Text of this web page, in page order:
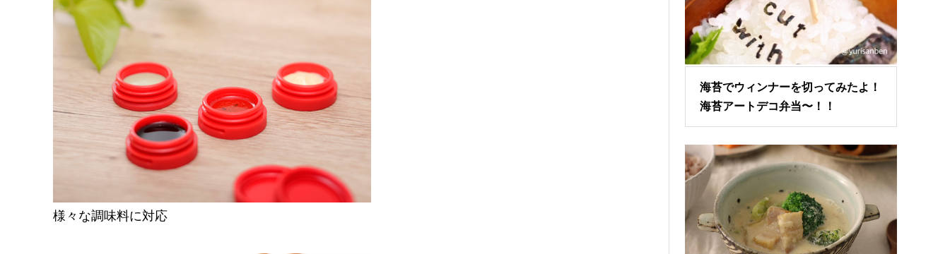
様々な調味料に対応
海苔でウィンナーを切ってみたよ！
海苔アートデコ弁当〜！！